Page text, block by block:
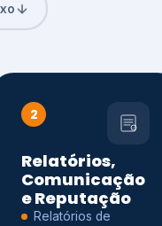
2
Relatórios,
Comunicação
e Reputação
Relatórios de